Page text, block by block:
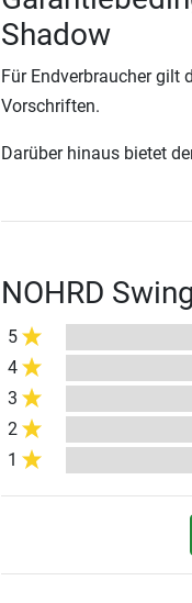
Shadow
Für Endverbraucher gilt
Vorschriften.
Darüber hinaus bietet
NOHRD
5
4
3
2
1